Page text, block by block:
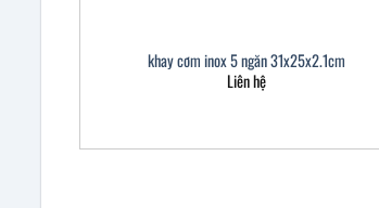
khay cơm inox 5 ngăn 31x25x2.1cm
Liên hệ